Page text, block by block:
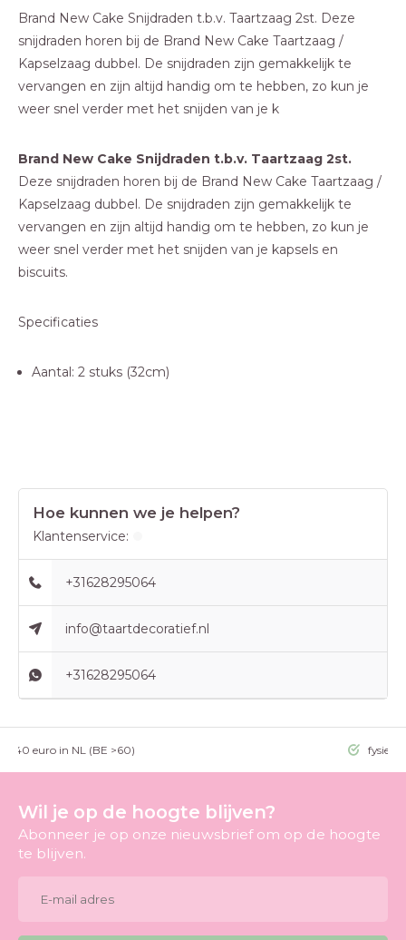
Brand New Cake Snijdraden t.b.v. Taartzaag 2st. Deze
snijdraden horen bij de Brand New Cake Taartzaag /
Kapselzaag dubbel. De snijdraden zijn gemakkelijk te
vervangen en zijn altijd handig om te hebben, zo kun je
weer snel verder met het snijden van je k
Brand New Cake Snijdraden t.b.v. Taartzaag 2st.
Deze snijdraden horen bij de Brand New Cake Taartzaag /
Kapselzaag dubbel. De snijdraden zijn gemakkelijk te
vervangen en zijn altijd handig om te hebben, zo kun je
weer snel verder met het snijden van je kapsels en
biscuits.
Specificaties
Aantal: 2 stuks (32cm)
Hoe kunnen we je helpen?
Klantenservice:
+31628295064
info@taartdecoratief.nl
+31628295064
>40 euro in NL (BE >60) fysieke
Wil je op de hoogte blijven?
Abonneer je op onze nieuwsbrief om op de hoogte
te blijven.